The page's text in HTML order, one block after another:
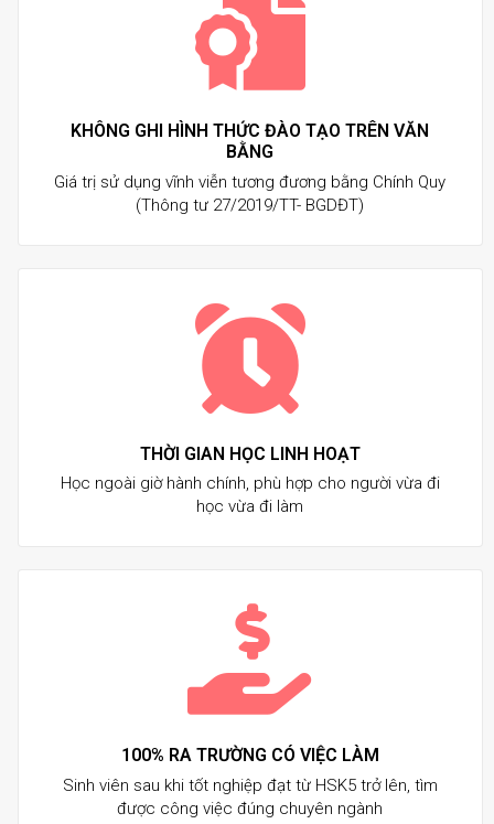
KHÔNG GHI HÌNH THỨC ĐÀO TẠO TRÊN VĂN
BẰNG
Giá trị sử dụng vĩnh viễn tương đương bằng Chính Quy
(Thông tư 27/2019/TT- BGDĐT)
THỜI GIAN HỌC LINH HOẠT
Học ngoài giờ hành chính, phù hợp cho người vừa đi
học vừa đi làm
100% RA TRƯỜNG CÓ VIỆC LÀM
Sinh viên sau khi tốt nghiệp đạt từ HSK5 trở lên, tìm
được công việc đúng chuyên ngành